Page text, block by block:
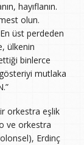
hayıflanın.
olun.
üst perdeden
ülkenin
binlerce
mutlaka
orkestra eşlik
ve orkestra
Erdinç